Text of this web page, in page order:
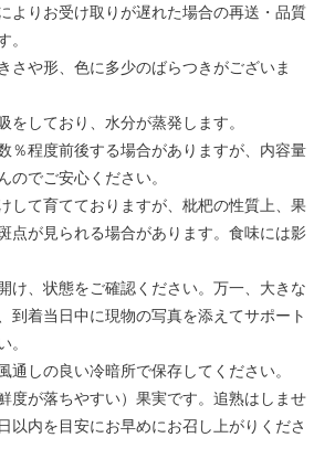
よりお受け取りが遅れた場合の再送・品質
。
さや形、色に多少のばらつきがございま
をしており、水分が蒸発します。
％程度前後する場合がありますが、内容量
のでご安心ください。
して育てておりますが、枇杷の性質上、果
点が見られる場合があります。食味には影
け、状態をご確認ください。万一、大きな
到着当日中に現物の写真を添えてサポート
。
通しの良い冷暗所で保存してください。
度が落ちやすい）果実です。追熟はしませ
以内を目安にお早めにお召し上がりくださ